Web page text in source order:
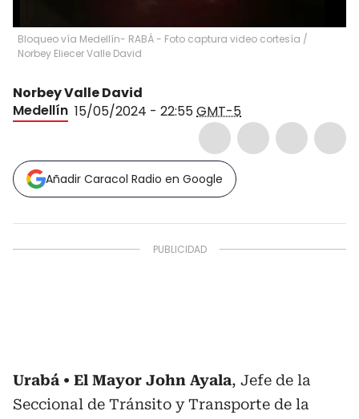
Bloqueo vía Medellín- RABÁ - Foto captura video cortesía /
Norbey Eliecer Valle David
Norbey Valle David
Medellín 15/05/2024 - 22:55GMT-5
Añadir Caracol Radio en Google
Urabá El Mayor John Ayala, Jefe de la
Seccional de Tránsito y Transporte de la